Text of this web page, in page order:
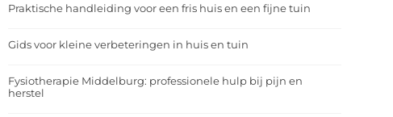
Praktische handleiding voor een fris huis en een fijne tuin
Gids voor kleine verbeteringen in huis en tuin
Fysiotherapie Middelburg: professionele hulp bij pijn en
herstel